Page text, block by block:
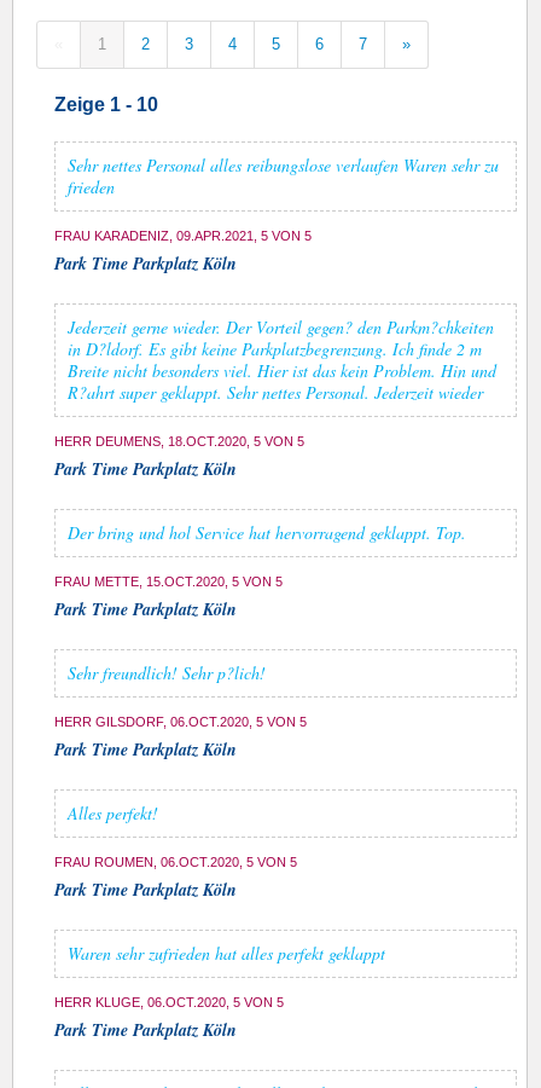
1 2 3 4 5 6 7 »
Zeige 1 - 10
Sehr nettes Personal alles reibungslose verlaufen Waren sehr zu
frieden
FRAU KARADENIZ, 09.APR.2021, 5 VON 5
Park Time Parkplatz Köln
Jederzeit gerne wieder. Der Vorteil gegen? den Parkm?chkeiten
in D?ldorf. Es gibt keine Parkplatzbegrenzung. Ich finde 2 m
Breite nicht besonders viel. Hier ist das kein Problem. Hin und
R?ahrt super geklappt. Sehr nettes Personal. Jederzeit wieder
HERR DEUMENS, 18.OCT.2020, 5 VON 5
Park Time Parkplatz Köln
Der bring und hol Service hat hervorragend geklappt. Top.
FRAU METTE, 15.OCT.2020, 5 VON 5
Park Time Parkplatz Köln
Sehr freundlich! Sehr p?lich!
HERR GILSDORF, 06.OCT.2020, 5 VON 5
Park Time Parkplatz Köln
Alles perfekt!
FRAU ROUMEN, 06.OCT.2020, 5 VON 5
Park Time Parkplatz Köln
Waren sehr zufrieden hat alles perfekt geklappt
HERR KLUGE, 06.OCT.2020, 5 VON 5
Park Time Parkplatz Köln